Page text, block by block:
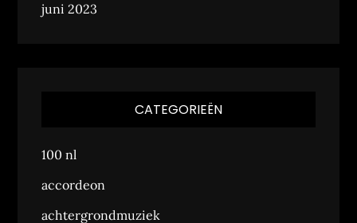
juni 2023
CATEGORIEËN
100 nl
accordeon
achtergrondmuziek